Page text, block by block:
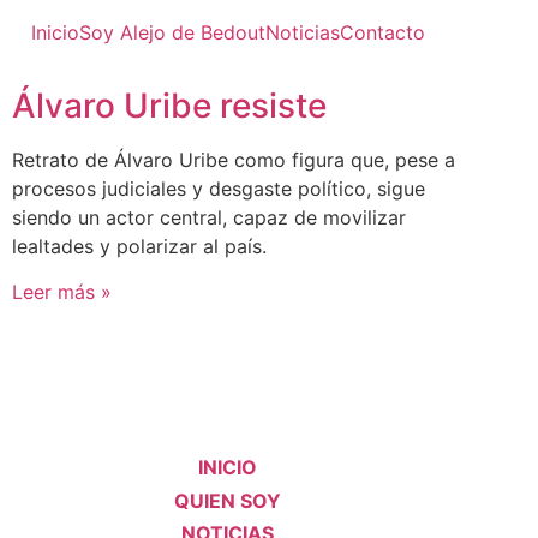
InicioSoy Alejo de BedoutNoticiasContacto
Álvaro Uribe resiste
Retrato de Álvaro Uribe como figura que, pese a
procesos judiciales y desgaste político, sigue
siendo un actor central, capaz de movilizar
lealtades y polarizar al país.
Leer más »
INICIO
QUIEN SOY
NOTICIAS